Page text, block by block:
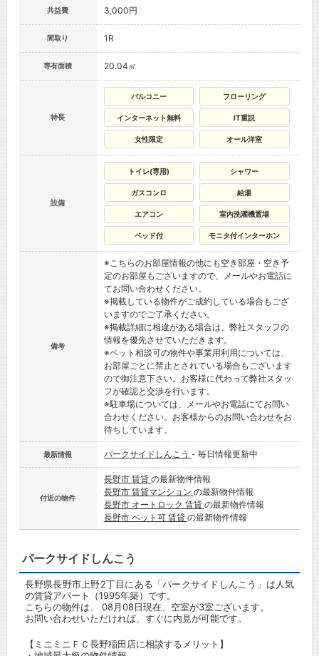
共益費 3,000円
間取り 1R
専有面積 20.04㎡
特長
バルコニー フローリング
インターネット無料 IT重説
女性限定 オール洋室
設備
トイレ(専用) シャワー
ガスコンロ 給湯
エアコン 室内洗濯機置場
ベッド付 モニタ付インターホン
備考
※こちらのお部屋情報の他にも空き部屋・空き予
定のお部屋もございますので、メールやお電話に
てお問い合わせください。
※掲載している物件がご成約している場合もござ
いますのでご了承ください。
※掲載詳細に相違がある場合は、弊社スタッフの
情報を優先させていただきます。
※ペット相談可の物件や事業用利用については、
お部屋ごとに禁止とされている場合もございます
ので御注意下さい。お客様に代わって弊社スタッ
フが確認と交渉を行います。
※駐車場については、メールやお電話にてお問い
合わせください。お客様からのお問い合わせをお
待ちしています。
最新情報 パークサイドしんこう - 毎日情報更新中
付近の物件
長野市 賃貸 の最新物件情報
長野市 賃貸マンション の最新物件情報
長野市 オートロック 賃貸 の最新物件情報
長野市 ペット可 賃貸 の最新物件情報
パークサイドしんこう
長野県長野市上野2丁目にある「パークサイドしんこう」は人気
の賃貸アパート（1995年築）です。
こちらの物件は、 08月08日現在、空室が3室ございます。
お問い合わせいただければ、すぐに内見が可能です。
【ミニミニＦＣ長野稲田店に相談するメリット】